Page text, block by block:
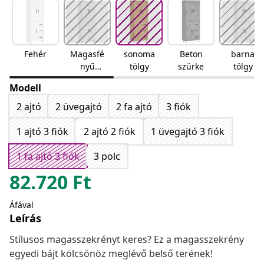
Fehér
Magasfé
nyű
fehér
sonoma
tölgy
Beton
szürke
barna
tölgy
Modell
2 ajtó
2 üvegajtó 2 fa ajtó
3 fiók
1 ajtó 3 fiók
2 ajtó 2 fiók
1 üvegajtó 3 fiók
1 fa ajtó 3 fiók
3 polc
82.720 Ft
Áfával
Leírás
Stílusos magasszekrényt keres? Ez a magasszekrény
egyedi bájt kölcsönöz meglévő belső terének!